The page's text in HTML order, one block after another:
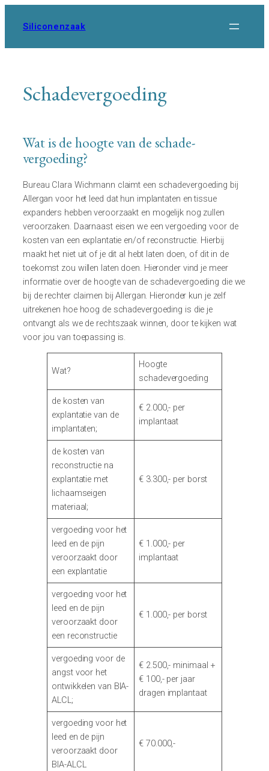
Siliconenzaak
Schadevergoeding
Wat is de hoogte van de schade-
vergoeding?
Bureau Clara Wichmann claimt een schadevergoeding bij
Allergan voor het leed dat hun implantaten en tissue
expanders hebben veroorzaakt en mogelijk nog zullen
veroorzaken. Daarnaast eisen we een vergoeding voor de
kosten van een explantatie en/of reconstructie. Hierbij
maakt het niet uit of je dit al hebt laten doen, of dit in de
toekomst zou willen laten doen. Hieronder vind je meer
informatie over de hoogte van de schadevergoeding die we
bij de rechter claimen bij Allergan. Hieronder kun je zelf
uitrekenen hoe hoog de schadevergoeding is die je
ontvangt als we de rechtszaak winnen, door te kijken wat
voor jou van toepassing is.
Wat?
Hoogte
schadevergoeding
de kosten van
explantatie van de
implantaten;
€ 2.000,- per
implantaat
de kosten van
reconstructie na
explantatie met
lichaamseigen
materiaal;
€ 3.300,- per borst
vergoeding voor het
leed en de pijn
veroorzaakt door
een explantatie
€ 1.000,- per
implantaat
vergoeding voor het
leed en de pijn
veroorzaakt door
een reconstructie
€ 1.000,- per borst
vergoeding voor de
angst voor het
ontwikkelen van BIA-
ALCL;
€ 2.500,- minimaal +
€ 100,- per jaar
dragen implantaat
vergoeding voor het
leed en de pijn
veroorzaakt door
BIA-ALCL
€ 70.000,-